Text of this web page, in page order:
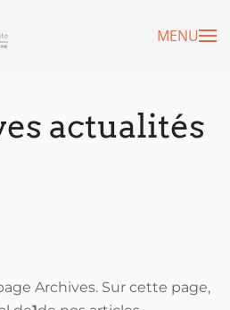
principal MENU
actualités
Archives. Sur cette page,